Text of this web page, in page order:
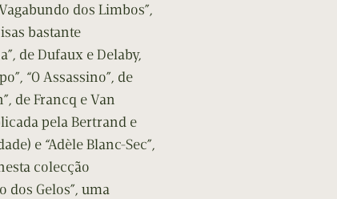
dos Limbos”,
bastante
de Dufaux e Delaby,
“O Assassino”, de
de Francq e Van
pela Bertrand e
e “Adèle Blanc-Sec”,
colecção
dos Gelos”, uma